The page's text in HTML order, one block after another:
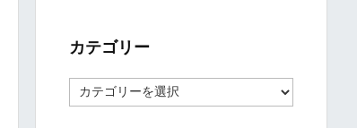
カテゴリー
テ